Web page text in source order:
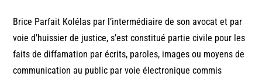
Brice Parfait Kolélas par l’intermédiaire de son avocat et par
voie d’huissier de justice, s’est constitué partie civile pour les
faits de diffamation par écrits, paroles, images ou moyens de
communication au public par voie électronique commis